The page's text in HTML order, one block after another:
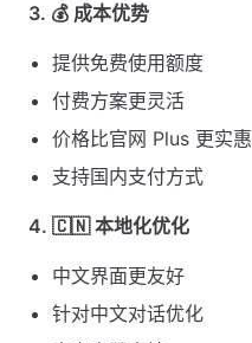
3. 💰 成本优势
提供免费使用额度
付费方案更灵活
价格比官网 Plus 更实惠
支持国内支付方式
4. 🇨🇳 本地化优化
中文界面更友好
针对中文对话优化